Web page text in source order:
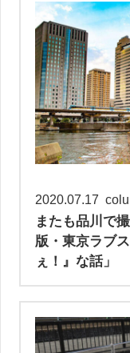
またも品川で
版・東京ラブ
ぇ！』な話」
2020.07.17